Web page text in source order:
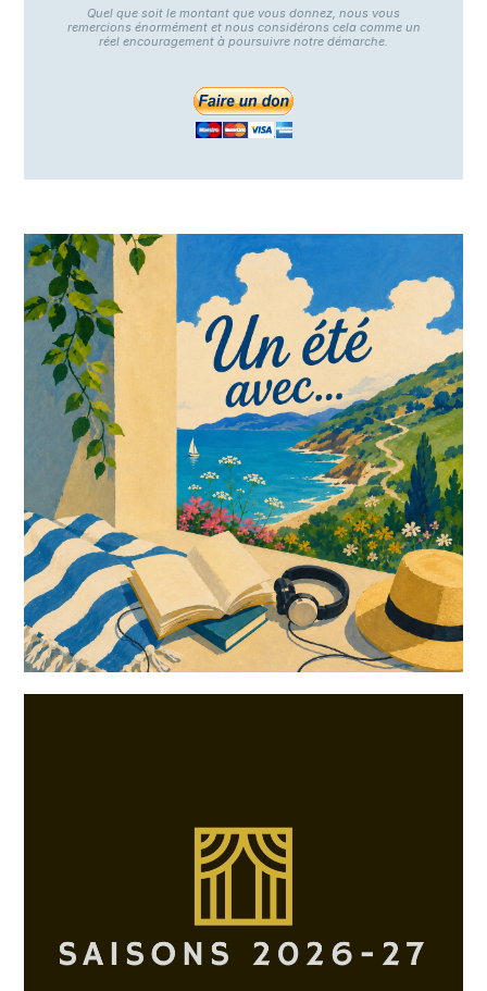
Quel que soit le montant que vous donnez, nous vous
remercions énormément et nous considérons cela comme un
réel encouragement à poursuivre notre démarche.